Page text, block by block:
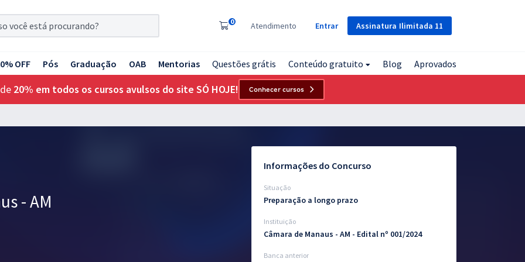
Assinatura Ilimitada 11
0 Atendimento Entrar
OFF Pós Graduação OAB Mentorias Questões grátis Conteúdo gratuito Blog Aprovados
20% em todos os cursos avulsos do site SÓ HOJE! Conhecer cursos
- AM
Informações do Concurso
Situação
Preparação a longo prazo
Instituição
Câmara de Manaus - AM - Edital nº 001/2024
Banca anterior